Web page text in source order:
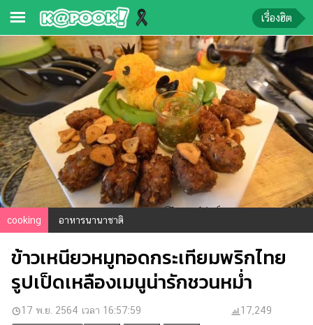
ข่าว-
ความ
รู้
ข่าว
ข่าว
บันเทิง
ตรวจ
หวย
บอล
สด
เงิน
เรื่องฮิต
cooking อาหารนานาชาติ
ข้าวเหนียวหมูทอดกระเทียมพริกไทย
รูปเป็ดเหลืองเมนูน่ารักชวนหม่ำ
17 พ.ย. 2564 เวลา 16:57:59 17,249